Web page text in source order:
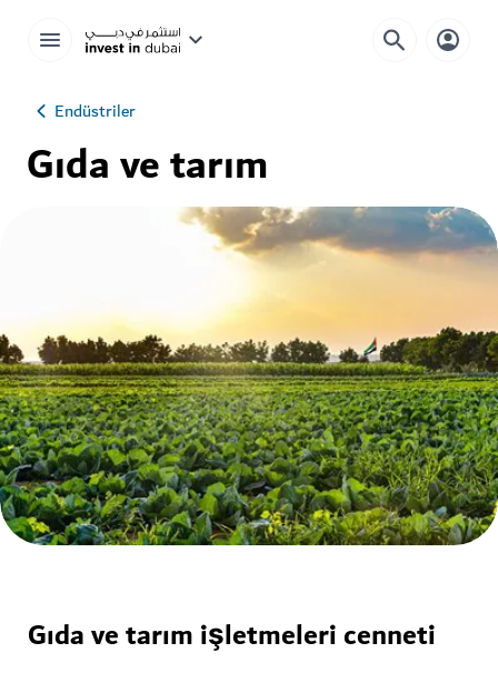
Endüstriler
Gıda ve tarım
Gıda ve tarım işletmeleri cenneti